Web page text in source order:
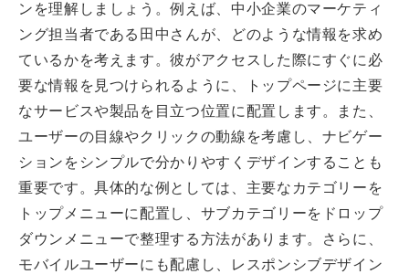
ンを理解しましょう。例えば、中小企業のマーケティ
ング担当者である田中さんが、どのような情報を求め
ているかを考えます。彼がアクセスした際にすぐに必
要な情報を見つけられるように、トップページに主要
なサービスや製品を目立つ位置に配置します。また、
ユーザーの目線やクリックの動線を考慮し、ナビゲー
ションをシンプルで分かりやすくデザインすることも
重要です。具体的な例としては、主要なカテゴリーを
トップメニューに配置し、サブカテゴリーをドロップ
ダウンメニューで整理する方法があります。さらに、
モバイルユーザーにも配慮し、レスポンシブデザイン